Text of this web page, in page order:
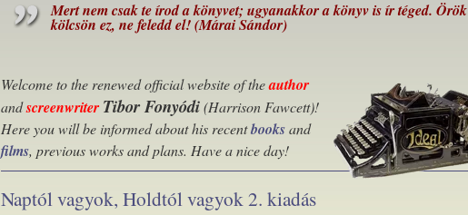
Mert nem csak te írod a könyvet; ugyanakkor a könyv is ír téged. Örök
kölcsön ez, ne feledd el! (Márai Sándor)
Welcome to the renewed official website of theauthor
andscreenwriter Tibor Fonyódi(Harrison Fawcett)!
Here you will be informed about his recentbooksand
films, previous works and plans. Have a nice day!
Naptól vagyok, Holdtól vagyok 2. kiadás